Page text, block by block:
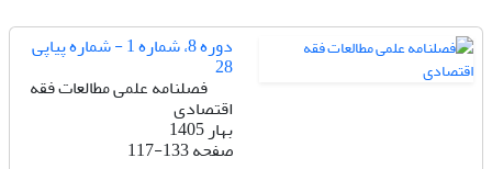
دوره 8، شماره 1 - شماره پیاپی
28
فصلنامه علمی مطالعات فقه
اقتصادی
بهار 1405
صفحه117-133